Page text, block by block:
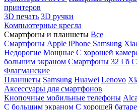
принтеров
3D печать 3D ручки
Компьютерные кресла
Смартфоны и планшеты Все
Смартфоны Apple iPhone Samsung
Недорогие Мощные С хорошей
большим экраном Смартфоны 32 Гб
Флагманские
Планшеты Samsung Huawei Lenovo
Аксессуары для смартфонов
Кнопочные мобильные телефоны
С большим экраном С хорошей